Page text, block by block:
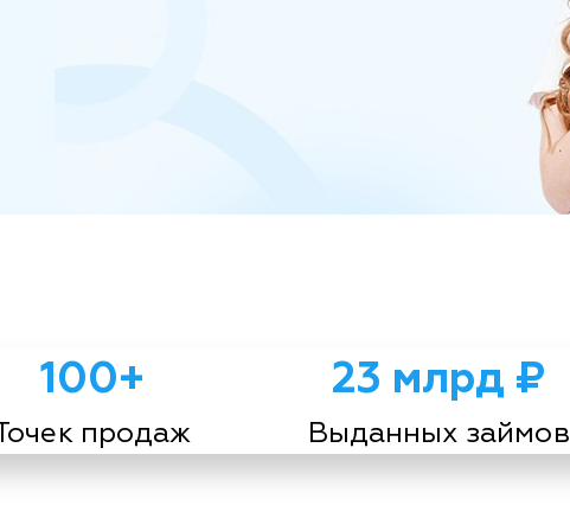
100+
продаж
23 млрд ₽
Выданных займов